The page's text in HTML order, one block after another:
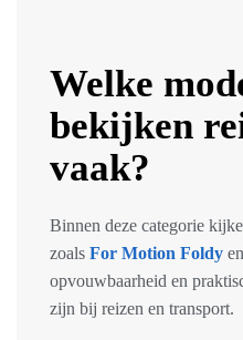
Welke
bekijken
vaak?
Binnen deze categorie
zoals For Motion Foldy en
opvouwbaarheid en
zijn bij reizen en transport.